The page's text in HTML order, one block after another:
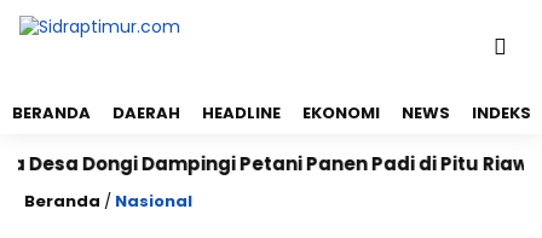
BERANDA DAERAH HEADLINE EKONOMI NEWS INDEKS
Dongi Dampingi Petani Panen Padi di Pitu Riawa,
Beranda / Nasional